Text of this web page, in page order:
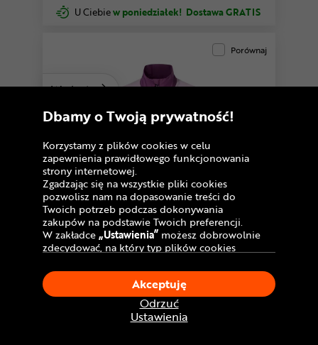
U Ciebiew poniedziałek! Dostawa GRATIS
Warianty
Porównaj
Kurtka rowerowa damska VAUDE
Dbamy o Twoją prywatność!
Korzystamy z plików cookies w celu
zapewnienia prawidłowego funkcjonowania
strony internetowej.
Zgadzając się na wszystkie pliki cookies
pozwolisz nam na dopasowanie treści do
Twoich potrzeb podczas dokonywania
zakupów na podstawie Twoich preferencji.
W zakładce„Ustawienia” możesz dobrowolnie
zdecydować, na który typ plików cookies
Klikając„Akceptuję”, wyrażasz zgodę na
stosowanie ciasteczek zgodnie z ustawieniami
Twojej przeglądarki.
W dowolnym momencie, możesz dokonać
zmiany swojego wyboru klikając opcję
Ustawienia
Odrzuć
Akceptuję